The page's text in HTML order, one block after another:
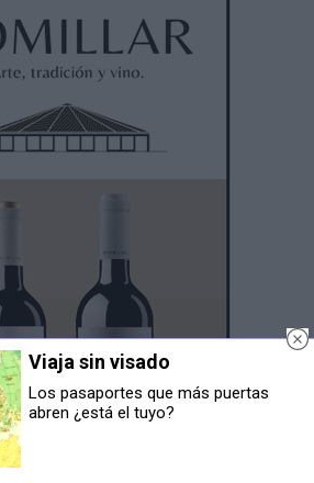
Viaja sin visado
Los pasaportes que más puertas
abren ¿está el tuyo?